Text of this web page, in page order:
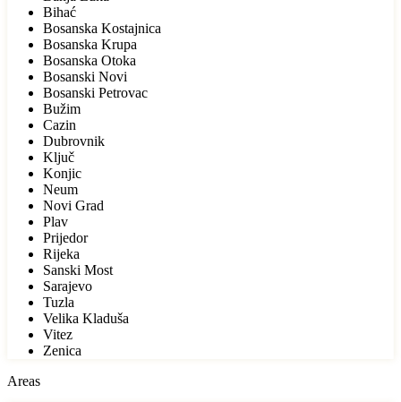
Bihać
Bosanska Kostajnica
Bosanska Krupa
Bosanska Otoka
Bosanski Novi
Bosanski Petrovac
Bužim
Cazin
Dubrovnik
Ključ
Konjic
Neum
Novi Grad
Plav
Prijedor
Rijeka
Sanski Most
Sarajevo
Tuzla
Velika Kladuša
Vitez
Zenica
Areas